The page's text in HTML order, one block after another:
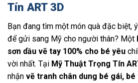
Tín ART 3D
Bạn đang tìm một món quà đặc biệt,
để gửi sang Mỹ cho người thân? Một
sơn dầu vẽ tay 100% cho bé yêu
vời nhất. Tại Mỹ Thuật Trọng Tín
nhận vẽ tranh chân dung bé gái,